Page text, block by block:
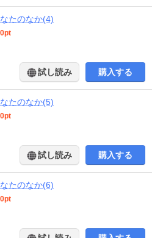
たのなか(4)
試し読み 購入する
たのなか(5)
試し読み 購入する
たのなか(6)